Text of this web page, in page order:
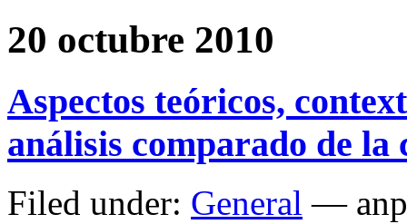
20 octubre 2010
Aspectos teóricos,
análisis comparado de
Filed under: General —